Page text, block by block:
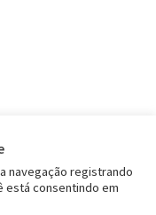
navegação registrando
está consentindo em